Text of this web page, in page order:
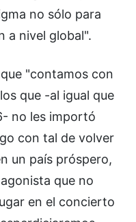
no sólo para
a nivel global".
"contamos con
que -al igual que
no les importó
con tal de volver
un país próspero,
que no
en el concierto